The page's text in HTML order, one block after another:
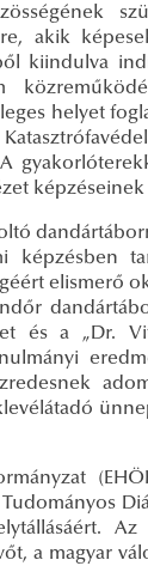
akik
kiindulva
helyet
képzésben
elismerő
és a „Dr.
a magyar